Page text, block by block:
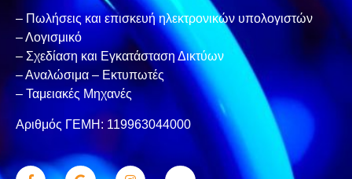
– Πωλήσεις και επισκευή ηλεκτρονικών υπολογιστών
– Λογισμικό
– Σχεδίαση και Εγκατάσταση Δικτύων
– Αναλώσιμα – Εκτυπωτές
– Ταμειακές Μηχανές
Αριθμός ΓΕΜΗ: 119963044000